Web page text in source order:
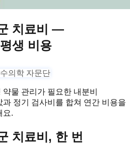
치료비 —
생 비용
의학 자문단
물 관리가 필요한 내분비
정기 검사비를 합쳐 연간 비용을
요.
치료비, 한 번